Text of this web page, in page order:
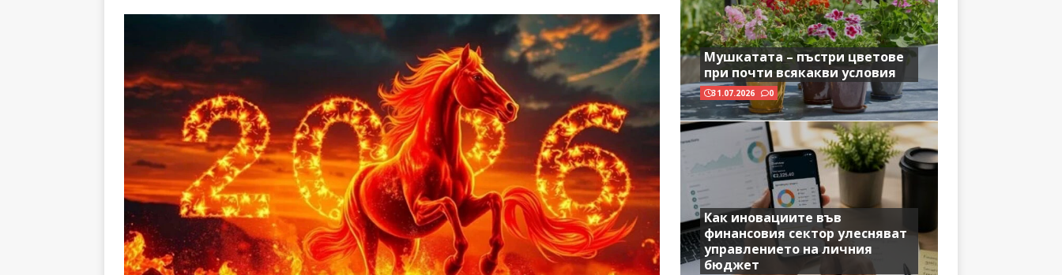
Мушкатата – пъстри цветове
при почти всякакви условия
31.07.2026 0
Как иновациите във
финансовия сектор улесняват
управлението на личния
бюджет